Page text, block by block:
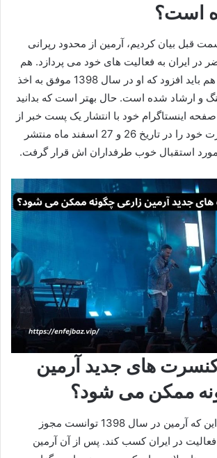
است؟
قبل بیان کردیم، آرمین از محدود رپرانی
در ایران به فعالیت های خود می پردازد. هم
چنین این موضوع را هم باید افزود که او در سال 1398 موفق به اخذ
و ارشاد شده است. حال بهتر است که بدانید
اینستاگرام خود با انتشار یک پست خبر از
برگزاری اولین کنسرت خود را در تاریخ 26 و 27 اسفند ماه منتشر
استقبال خوب طرفداران اش قرار گرفت.
های جدید آرمین
ممکن می شود؟
گفتنی است پس از این که آرمین در سال 1398 توانست مجوز
در ایران کسب کند. پس از آن آرمین